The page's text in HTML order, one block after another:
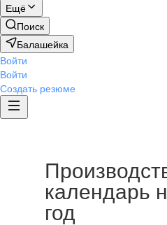
Ещё
Поиск
Балашейка
Войти
Войти
Создать резюме
календарь
год